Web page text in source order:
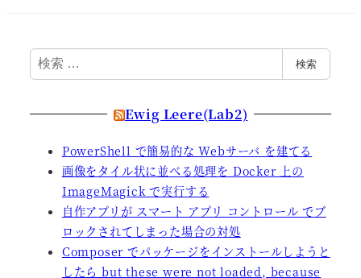
検
索
検索
Ewig Leere(Lab2)
PowerShell で簡易的な Webサーバ を建てる
画像をタイル状に並べる処理を Docker 上の
ImageMagick で実行する
自作アプリが スマート アプリ コントロール でブ
ロックされてしまった場合の対処
Composer でパッケージをインストールしようと
したら but these were not loaded, because